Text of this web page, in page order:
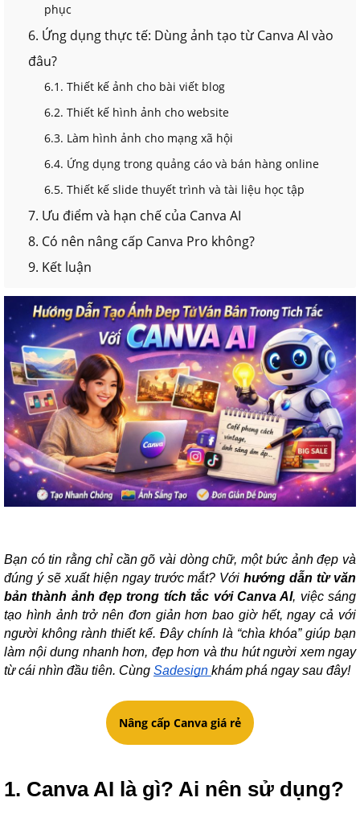
phục
6. Ứng dụng thực tế: Dùng ảnh tạo từ Canva AI vào
đâu?
6.1. Thiết kế ảnh cho bài viết blog
6.2. Thiết kế hình ảnh cho website
6.3. Làm hình ảnh cho mạng xã hội
6.4. Ứng dụng trong quảng cáo và bán hàng online
6.5. Thiết kế slide thuyết trình và tài liệu học tập
7. Ưu điểm và hạn chế của Canva AI
8. Có nên nâng cấp Canva Pro không?
9. Kết luận
Bạn có tin rằng chỉ cần gõ vài dòng chữ, một bức ảnh đẹp và
đúng ý sẽ xuất hiện ngay trước mắt? Vớihướng dẫn từ văn
bản thành ảnh đẹp trong tích tắc với Canva AI, việc sáng
tạo hình ảnh trở nên đơn giản hơn bao giờ hết, ngay cả với
người không rành thiết kế. Đây chính là “chìa khóa” giúp bạn
làm nội dung nhanh hơn, đẹp hơn và thu hút người xem ngay
từ cái nhìn đầu tiên. Cùng Sadesign khám phá ngay sau đây!
Nâng cấp Canva giá rẻ
1. Canva AI là gì? Ai nên sử dụng?